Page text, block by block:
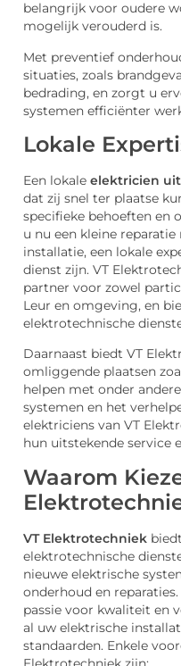
belangrijk voor oudere
mogelijk verouderd is.
Met preventief
situaties, zoals
bedrading, en zorgt u
systemen efficiënter
Lokale
Een lokale elektricien
dat zij snel ter plaatse
specifieke behoeften en
u nu een kleine
installatie, een lokale
dienst zijn. VT
partner voor zowel
Leur en omgeving, en
elektrotechnische
Daarnaast biedt VT
omliggende plaatsen
helpen met onder
systemen en het
elektriciens van VT
hun uitstekende service
Waarom
VT Elektrotechniek
elektrotechnische
nieuwe elektrische
onderhoud en
passie voor kwaliteit en
al uw elektrische
standaarden. Enkele
Elektrotechniek zijn: